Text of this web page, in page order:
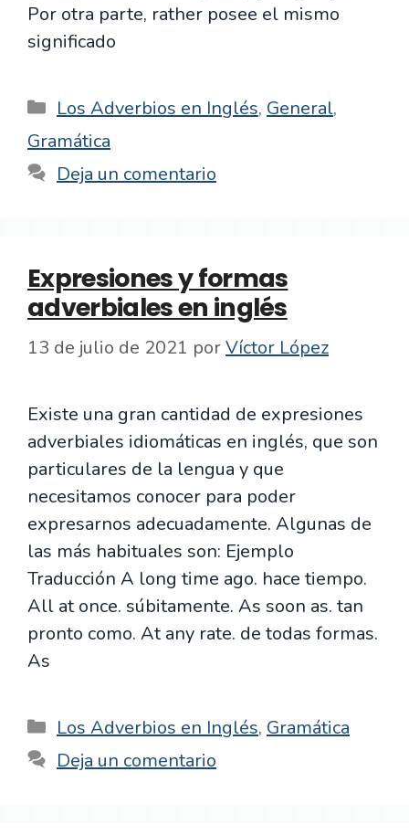
Por otra parte, rather posee el mismo
significado
Categorías
Los Adverbios en Inglés, General,
Gramática
Deja un comentario
Expresiones y formas
adverbiales en inglés
13 de julio de 2021 porVíctor López
Existe una gran cantidad de expresiones
adverbiales idiomáticas en inglés, que son
particulares de la lengua y que
necesitamos conocer para poder
expresarnos adecuadamente. Algunas de
las más habituales son: Ejemplo
Traducción A long time ago. hace tiempo.
All at once. súbitamente. As soon as. tan
pronto como. At any rate. de todas formas.
As
Categorías
Los Adverbios en Inglés, Gramática
Deja un comentario